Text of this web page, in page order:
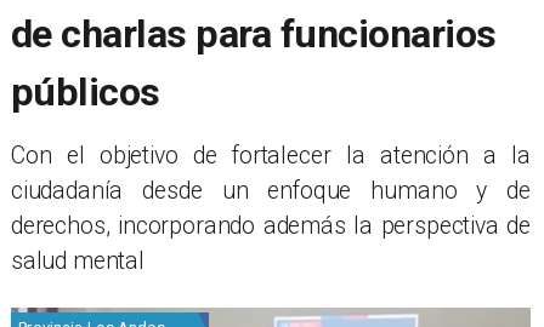
de charlas para funcionarios
públicos
​Con el objetivo de fortalecer la atención a la
ciudadanía desde un enfoque humano y de
derechos, incorporando además la perspectiva de
salud mental